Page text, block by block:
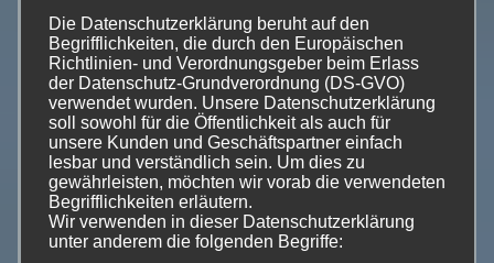
weil diese Vorschrift zur GfP nur Leitlinien und keine
verbindlichen Ge- und Verbote enthalte(BVerwG Urteil
vom 1.9.2016 , 4 C 4.15). Ein Paradigmenwechsel ist
also unumgänglich, will man nicht in Kauf nehmen,
dass Rücksichtslosigkeit gegen Natur und Landschaft
die Landwirtschaft kennzeichnet. Die Verankerung der
obligatorischen Betreiberpflichten im
Landwirtschaftsgesetz hätte auch den Vorteil, dass die
Länder keine abweichenden Regelungen treffen
könnten, weil Art. 72 Abs. 3 Nr. 2 GG nur für „den
Die Datenschutzerklärung beruht auf den
Begrifflichkeiten, die durch den Europäischen
Richtlinien- und Verordnungsgeber beim Erlass
der Datenschutz-Grundverordnung (DS-GVO)
verwendet wurden. Unsere Datenschutzerklärung
soll sowohl für die Öffentlichkeit als auch für
unsere Kunden und Geschäftspartner einfach
lesbar und verständlich sein. Um dies zu
gewährleisten, möchten wir vorab die verwendeten
Begrifflichkeiten erläutern.
Wir verwenden in dieser Datenschutzerklärung
unter anderem die folgenden Begriffe: